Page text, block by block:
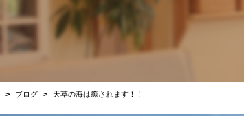
ブログ 天草の海は癒されます！！